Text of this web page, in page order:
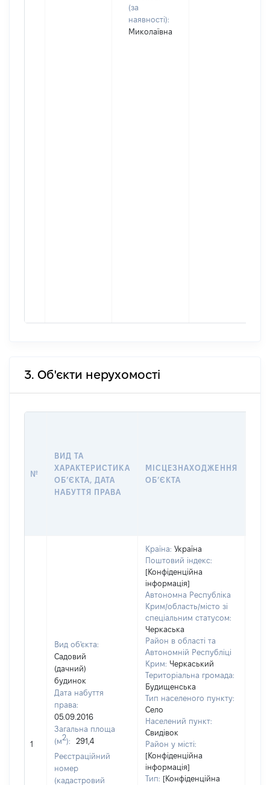
(за
наявності):
Миколаївна
3. Об'єкти нерухомості
№
ВИД ТА
ХАРАКТЕРИСТИКА
ОБʼЄКТА, ДАТА
НАБУТТЯ ПРАВА
МІСЦЕЗНАХОДЖЕННЯ
ОБʼЄКТА
1
Вид об'єкта:
Садовий
(дачний)
будинок
Дата набуття
права:
05.09.2016
Загальна площа
(м2):
291,4
Реєстраційний
номер
(кадастровий
Країна: Україна
Поштовий індекс:
[Конфіденційна
інформація]
Автономна Республіка
Крим/область/місто зі
спеціальним статусом:
Черкаська
Район в області та
Автономній Республіці
Крим: Черкаський
Територіальна громада:
Будищенська
Тип населеного пункту:
Село
Населений пункт:
Свидівок
Район у місті:
[Конфіденційна
інформація]
Тип: [Конфіденційна